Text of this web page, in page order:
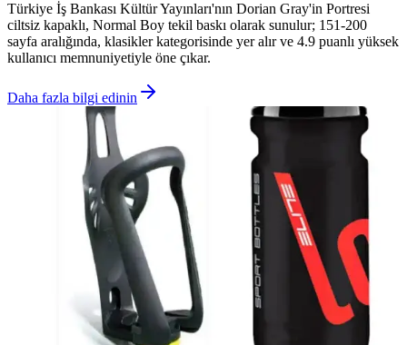
Türkiye İş Bankası Kültür Yayınları'nın Dorian Gray'in Portresi
ciltsiz kapaklı, Normal Boy tekil baskı olarak sunulur; 151-200
sayfa aralığında, klasikler kategorisinde yer alır ve 4.9 puanlı yüksek
kullanıcı memnuniyetiyle öne çıkar.
Daha fazla bilgi edinin